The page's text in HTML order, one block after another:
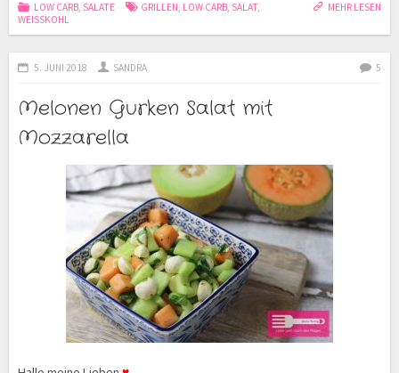
MEHR LESEN
LOW CARB, SALATE GRILLEN, LOW CARB, SALAT,
WEISSKOHL
5. JUNI 2018 SANDRA 5
Melonen Gurken Salat mit
Mozzarella